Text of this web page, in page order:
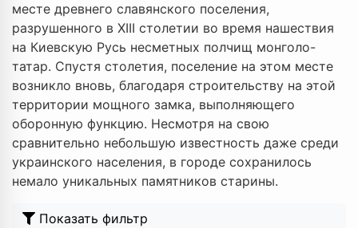
месте древнего славянского поселения,
разрушенного в XIII столетии во время нашествия
на Киевскую Русь несметных полчищ монголо-
татар. Спустя столетия, поселение на этом месте
возникло вновь, благодаря строительству на этой
территории мощного замка, выполняющего
оборонную функцию. Несмотря на свою
сравнительно небольшую известность даже среди
украинского населения, в городе сохранилось
немало уникальных памятников старины.
Показать фильтр